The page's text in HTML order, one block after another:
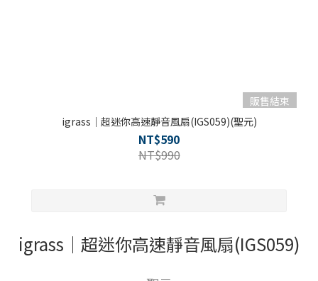
販售結束
igrass｜超迷你高速靜音風扇(IGS059)(聖元)
NT$590
NT$990
igrass｜超迷你高速靜音風扇(IGS059)